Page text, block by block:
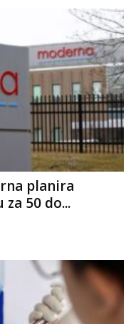
planira
50 do...